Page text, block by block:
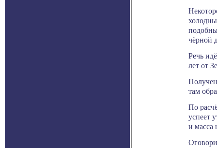
чёрной
Речь
лет от
там
По
успеет
и масса